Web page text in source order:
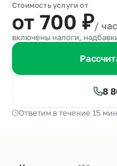
Стоимость услуги от
от 700 ₽/ час
включены налоги,
8
Ответим в течение 15